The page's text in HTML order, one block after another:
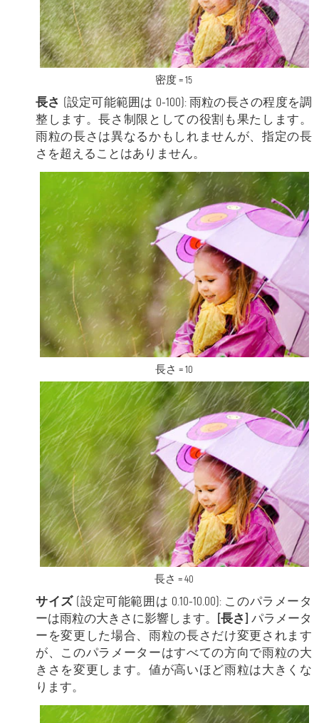
密度 = 15
長さ (設定可能範囲は 0-100): 雨粒の長さの程度を調
整します。長さ制限としての役割も果たします。
雨粒の長さは異なるかもしれませんが、指定の長
さを超えることはありません。
長さ = 10
長さ = 40
サイズ(設定可能範囲は 0.10-10.00): このパラメータ
ーは雨粒の大きさに影響します。 [長さ] パラメータ
ーを変更した場合、雨粒の長さだけ変更されます
が、このパラメーターはすべての方向で雨粒の大
きさを変更します。値が高いほど雨粒は大きくな
ります。